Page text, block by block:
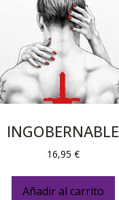
INGOBERNABLE
16,95 €
Añadir al carrito